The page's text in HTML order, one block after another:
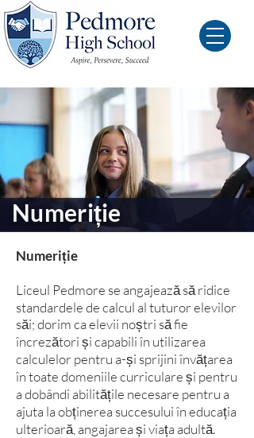
Numeriție
Numeriție
Liceul Pedmore se angajează să ridice
standardele de calcul al tuturor elevilor
săi; dorim ca elevii noștri să fie
încrezători și capabili în utilizarea
calculelor pentru a-și sprijini învățarea
în toate domeniile curriculare și pentru
a dobândi abilitățile necesare pentru a
ajuta la obținerea succesului în educația
ulterioară, angajarea și viața adultă.